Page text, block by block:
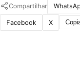
Compartilhar
Facebook X